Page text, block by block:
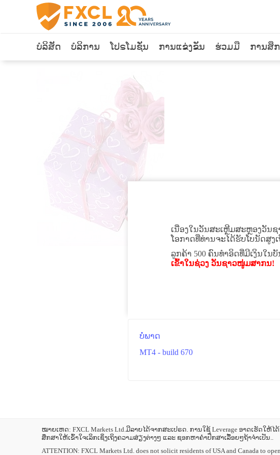
ບໍລິສັດ ບໍລິການ ໂປຣໂມຊັ່ນ ການແຂ່ງຂັນ ຮ່ວມມື ການສຶ
ເນື່ອງໃນວັນສະເຫຼີມສະຫຼອງວັນຊ
ໂອກາດທີ່ທ່ານຈະໄດ້ຮັບໂບນັດສູງເ
ລູກຄ້າ 500 ຄົນທຳອິດທີ່ມີເງິນໃນ
ເຂົ້າໃນຊ່ວງ ວັນຊາວໜູ່ມສາກນ!
ບໍ່ພາດ
MT4 - build 670
ໝາຍເຫດ: FXCL Markets Ltd.ມີລາຍໄດ້ຈາກສະເປຣດ. ການໃຊ້ Leverage ອາດເຮັດ
ສຶກສາໃຫ້ເຂົ້າໃຈເລິກເຊິ່ງເຖິງຄວາມສ່ຽງຕ່າງໆ ແລະ ຊອກຫາຄຳປຶກສາເລື້ອຍໆຖ້າຈຳເປັນ..
ATTENTION: FXCL Markets Ltd. does not solicit residents of USA and Canada to